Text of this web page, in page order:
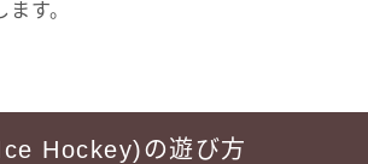
す。
Hockey)の遊び方